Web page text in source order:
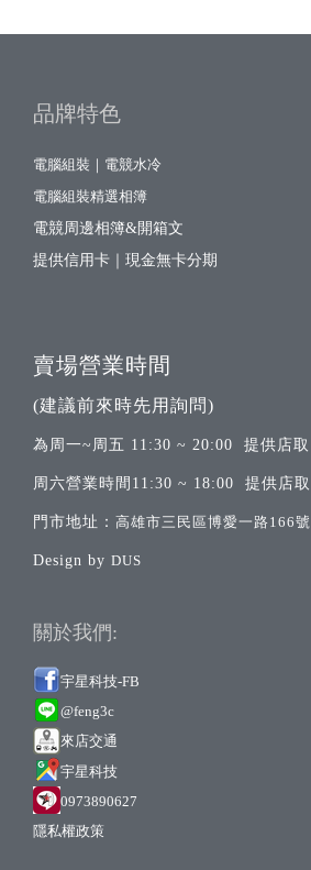
品牌特色
電腦組裝｜電競水冷
電腦組裝精選相簿
電競周邊相簿&開箱文
提供信用卡｜現金無卡分期
賣場營業時間
(建議前來時先用詢問)
為周一~周五 11:30 ~ 20:00 提供店取
周六營業時間11:30 ~ 18:00 提供店取
門市地址： 高雄市三民區博愛一路166號
Design by DUS
關於我們:
宇星科技-FB
@feng3c
來店交通
宇星科技
0973890627
隱私權政策